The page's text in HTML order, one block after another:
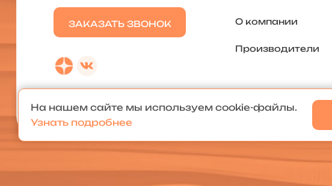
ЗАКАЗАТЬ ЗВОНОК О компании
Производители
На нашем сайте мы используем cookie-файлы.
Узнать подробнее